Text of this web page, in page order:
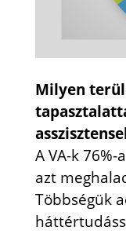
Milyen
A VA-k
azt
Többségük